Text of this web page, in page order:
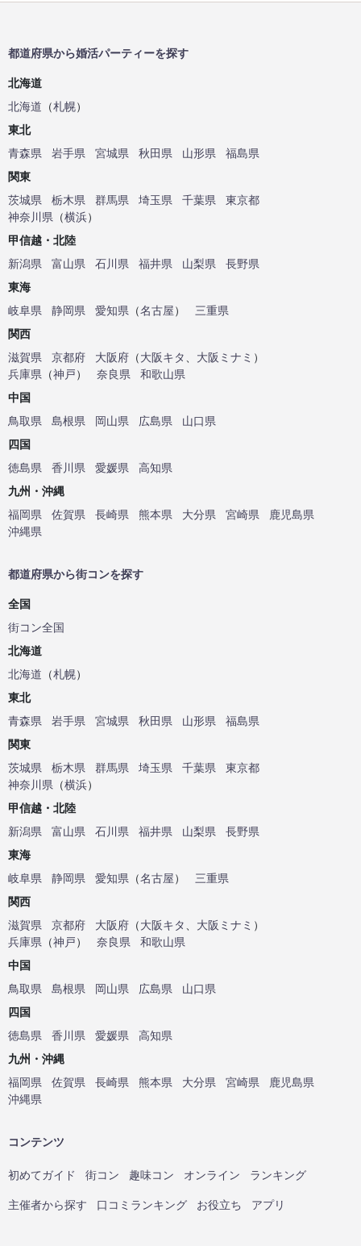
都道府県から婚活パーティーを探す
北海道
北海道 （札幌）
東北
青森県
岩手県 宮城県 秋田県 山形県
福島県
関東
茨城県
栃木県 群馬県 埼玉県 千葉県
東京都
神奈川県 （横浜）
甲信越・北陸
新潟県
富山県 石川県 福井県 山梨県
長野県
東海
岐阜県
静岡県 愛知県 （名古屋）
三重県
関西
滋賀県
京都府 大阪府 （大阪キタ 大阪ミナミ ）
兵庫県 （神戸） 奈良県
和歌山県
中国
鳥取県
島根県 岡山県 広島県
山口県
四国
徳島県
香川県 愛媛県
高知県
九州・沖縄
福岡県
佐賀県 長崎県 熊本県 大分県 宮崎県
鹿児島県
沖縄県
都道府県から街コンを探す
全国
街コン全国
北海道
北海道 （札幌）
東北
青森県
岩手県 宮城県 秋田県 山形県
福島県
関東
茨城県
栃木県 群馬県 埼玉県 千葉県
東京都
神奈川県 （横浜）
甲信越・北陸
新潟県
富山県 石川県 福井県 山梨県
長野県
東海
岐阜県
静岡県 愛知県 （名古屋）
三重県
関西
滋賀県
京都府 大阪府 （大阪キタ 大阪ミナミ ）
兵庫県 （神戸） 奈良県
和歌山県
中国
鳥取県
島根県 岡山県 広島県
山口県
四国
徳島県
香川県 愛媛県
高知県
九州・沖縄
福岡県
佐賀県 長崎県 熊本県 大分県 宮崎県
鹿児島県
沖縄県
コンテンツ
初めてガイド 街コン 趣味コン オンライン ランキング
主催者から探す 口コミランキング お役立ち アプリ